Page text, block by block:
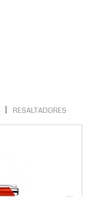
RESALTADORES